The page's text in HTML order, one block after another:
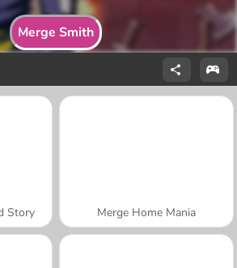
Merge Smith
Story Merge Home Mania